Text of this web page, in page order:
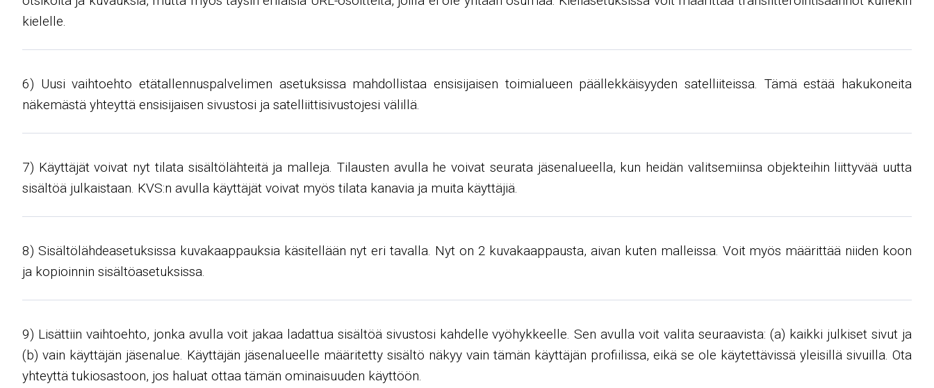
kielelle.
6) Uusi vaihtoehto etätallennuspalvelimen asetuksissa mahdollistaa ensisijaisen toimialueen päällekkäisyyden satelliiteissa. Tämä estää hakukoneita
näkemästä yhteyttä ensisijaisen sivustosi ja satelliittisivustojesi välillä.
7) Käyttäjät voivat nyt tilata sisältölähteitä ja malleja. Tilausten avulla he voivat seurata jäsenalueella, kun heidän valitsemiinsa objekteihin liittyvää uutta
sisältöä julkaistaan. KVS:n avulla käyttäjät voivat myös tilata kanavia ja muita käyttäjiä.
8) Sisältölähdeasetuksissa kuvakaappauksia käsitellään nyt eri tavalla. Nyt on 2 kuvakaappausta, aivan kuten malleissa. Voit myös määrittää niiden koon
ja kopioinnin sisältöasetuksissa.
9) Lisättiin vaihtoehto, jonka avulla voit jakaa ladattua sisältöä sivustosi kahdelle vyöhykkeelle. Sen avulla voit valita seuraavista: (a) kaikki julkiset sivut ja
(b) vain käyttäjän jäsenalue. Käyttäjän jäsenalueelle määritetty sisältö näkyy vain tämän käyttäjän profiilissa, eikä se ole käytettävissä yleisillä sivuilla. Ota
yhteyttä tukiosastoon, jos haluat ottaa tämän ominaisuuden käyttöön.